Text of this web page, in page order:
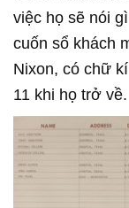
việc họ sẽ nói
cuốn sổ khách
Nixon, có chữ
11 khi họ trở về.